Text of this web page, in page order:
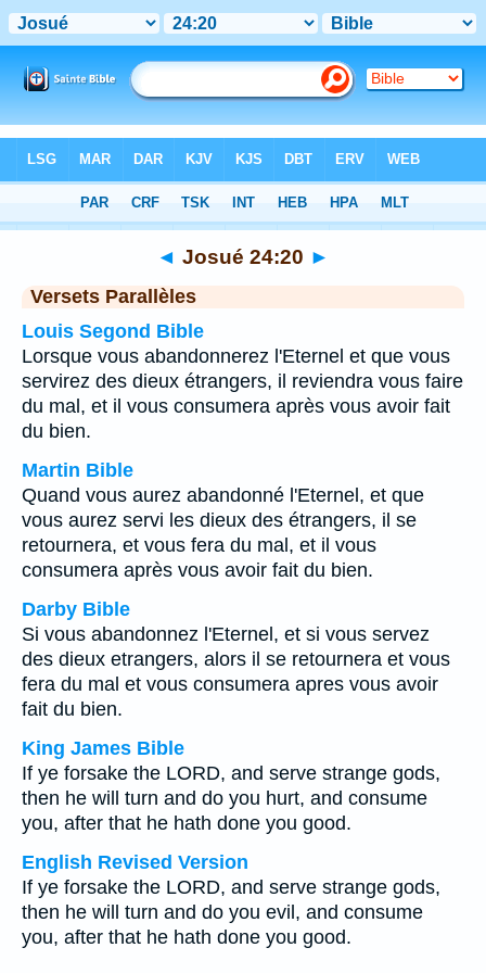
Chapitre 24> Verset 20
◄ Josué 24:20 ►
Versets Parallèles
Louis Segond Bible
Lorsque vous abandonnerez l'Eternel et que vous
servirez des dieux étrangers, il reviendra vous faire
du mal, et il vous consumera après vous avoir fait
du bien.
Martin Bible
Quand vous aurez abandonné l'Eternel, et que
vous aurez servi les dieux des étrangers, il se
retournera, et vous fera du mal, et il vous
consumera après vous avoir fait du bien.
Darby Bible
Si vous abandonnez l'Eternel, et si vous servez
des dieux etrangers, alors il se retournera et vous
fera du mal et vous consumera apres vous avoir
fait du bien.
King James Bible
If ye forsake the LORD, and serve strange gods,
then he will turn and do you hurt, and consume
you, after that he hath done you good.
English Revised Version
If ye forsake the LORD, and serve strange gods,
then he will turn and do you evil, and consume
you, after that he hath done you good.